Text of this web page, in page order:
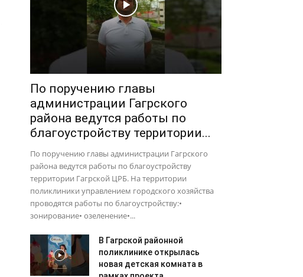
По поручению главы
администрации Гагрского
района ведутся работы по
благоустройству территории...
По поручению главы администрации Гагрского
района ведутся работы по благоустройству
территории Гагрской ЦРБ. На территории
поликлиники управлением городского хозяйства
проводятся работы по благоустройству:•
зонирование• озеленение•...
В Гагрской районной
поликлинике открылась
новая детская комната в